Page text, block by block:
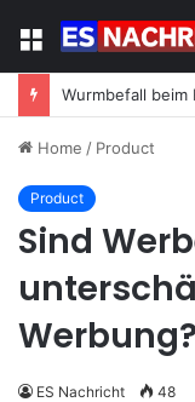
Menu
Home / Product
Product
Sind
Werbung?
ES Nachricht 48